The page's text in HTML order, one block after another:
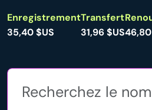
Enregistrement
35,40 $US
Transfert
31,96 $US